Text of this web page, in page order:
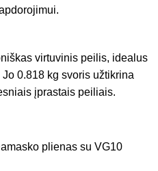
virtuvinis peilis, idealus
0.818 kg svoris užtikrina
įprastais peiliais.
plienas su VG10